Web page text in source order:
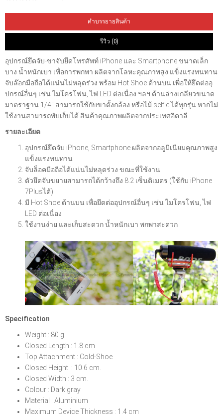
คำบรรยายสินค้า
รีวิว (0)
อุปกรณ์ยึดจับ-ขาจับยึดโทรศัพท์ iPhone และ Smartphone ขนาดเล็ก
บาง น้ำหนักเบา เพื่อการพกพา ผลิตจากโลหะคุณภาพสูง แข็งแรงทนทาน
จับล๊อกมือถือได้แน่นไม่หลุดร่วง พร้อม Hot Shoe ด้านบน เพื่อให้ยึดต่ออุ
ปกรณ์อื่นๆ เช่น ไมโครโฟน, ไฟ LED ต่อเนื่อง ฯลฯ ด้านล่างเกลียวขนาด
มาตราฐาน 1/4'' สามารถใช้กับขาตั้งกล้อง หรือไม้ selfie ได้ทุกรุ่น หากไม่
ใช้งานสามารถพับเก็บได้ สินค้าคุณภาพผลิตจากประเทศอิตาลี
รายละเอียด
อุปกรณ์ยึดจับ iPhone, Smartphone ผลิตจากอลูมิเนียมคุณภาพสูง
แข็งแรงทนทาน
จับล็อคมือถือได้แน่นไม่หลุดร่วง ขณะที่ใช้งาน
ตัวยึดจับขยายสามารถได้กว้างถึง 8.2 เซ็นติเมตร (ใช้กับ iPhone
7Plusได้)
มี Hot Shoe ด้านบน เพื่อยึดต่ออุปกรณ์อื่นๆ เช่น ไมโครโฟน, ไฟ
LED ต่อเนื่อง
ใช้งานง่าย และเก็บสะดวก น้ำหนักเบา พกพาสะดวก
Specification
Weight : 80 g
Closed Length : 1.8 cm
Top Attachment : Cold-Shoe
Closed Height : 10.6 cm.
Closed Width : 3 cm.
Colour : Dark gray
Material : Aluminium
Maximum Device Thickness : 1.4 cm